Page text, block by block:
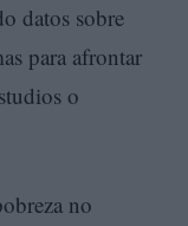
datos sobre
para afrontar
o
no